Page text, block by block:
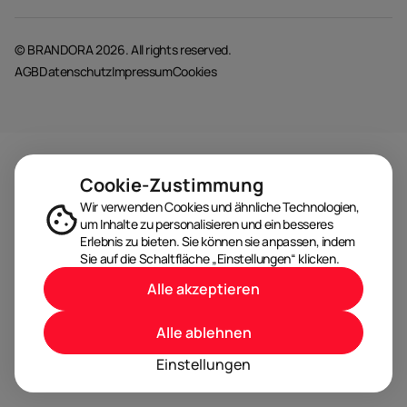
© BRANDORA 2026. All rights reserved.
AGBDatenschutzImpressumCookies
Cookie-Zustimmung
Wir verwenden Cookies und ähnliche Technologien,
um Inhalte zu personalisieren und ein besseres
Erlebnis zu bieten. Sie können sie anpassen, indem
Sie auf die Schaltfläche „Einstellungen“ klicken.
Einstellungen
Alle ablehnen
Alle akzeptieren